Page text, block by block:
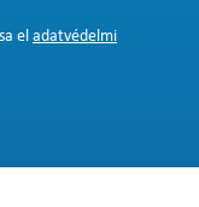
el adatvédelmi